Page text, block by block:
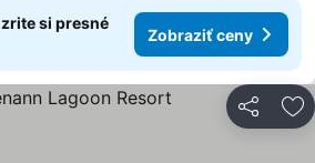
si presné
Zobraziť ceny
Zdieľať